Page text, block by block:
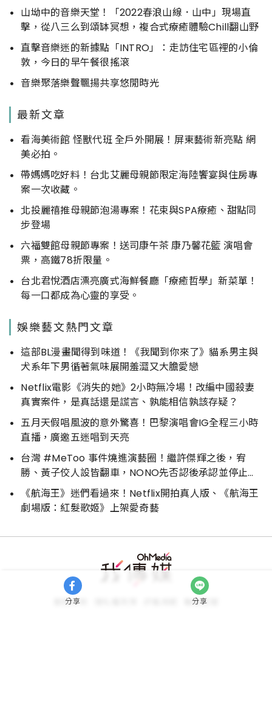
山坳中的音樂天堂！「2022春浪山線．山中」現場直
擊，從八三么到頌缽冥想，複合式療癒體驗Chill翻山野
直擊音樂迷的新據點「INTRO」：走訪住宅區裡的小倫
敦，今日的早午餐很搖滾
音樂聚落樂聲飄揚共享悠閒時光
最新文章
看海美術館 怪獸代班 全戶外開展！屏東藝術新亮點 網
美必拍。
帶媽媽吃好料！台北艾麗母親節限定海陸饗宴與住房專
案一次收藏。
北投麗禧推母親節泡湯專案！花束與SPA療癒、甜點同
步登場
六福雙館母親節專案！送司康午茶 康乃馨花籃 演唱會
票，高鐵78折限量。
台北君悅酒店漂亮廣式海鮮餐廳「療癒哲學」新菜單！
每一口都成為心靈的享受。
娛樂藝文熱門文章
這部BL漫畫聞得到味道！《我聞到你來了》貓系男主與
犬系年下男循著氣味展開羞澀又大膽愛戀
Netflix電影《消失的她》2小時無冷場！改編中國殺妻
真實案件，是真話還是謊言、孰能相信孰該存疑？
五月天假唱風波的意外驚喜！巴黎演唱會IG全程三小時
直播，廣邀五迷唱到天亮
台灣 #MeToo 事件燒進演藝圈！繼許傑輝之後，宥
勝、黃子佼人設皆翻車，NONO先否認後承認並停止演
藝工作
《航海王》迷們看過來！Netflix開拍真人版、《航海王
劇場版：紅髮歌姬》上架愛奇藝
分享 分享
服務條款
聯絡客服